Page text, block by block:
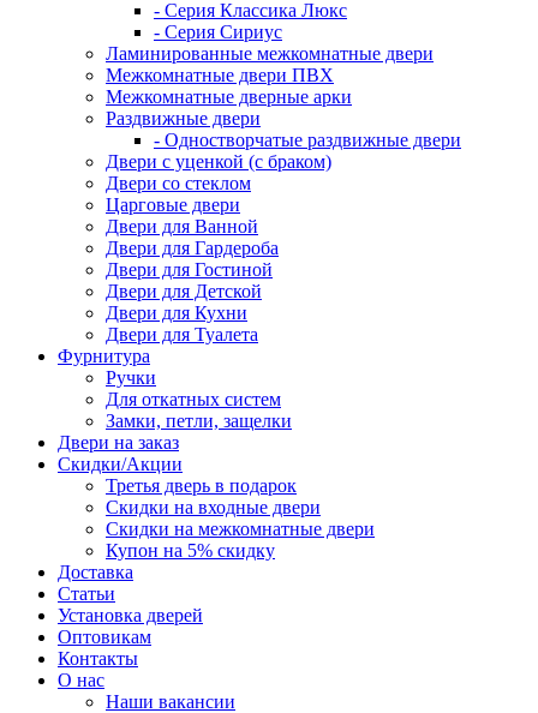
- Серия Классика Люкс
- Серия Сириус
Ламинированные межкомнатные двери
Межкомнатные двери ПВХ
Межкомнатные дверные арки
Раздвижные двери
- Одностворчатые раздвижные двери
Двери с уценкой (с браком)
Двери со стеклом
Царговые двери
Двери для Ванной
Двери для Гардероба
Двери для Гостиной
Двери для Детской
Двери для Кухни
Двери для Туалета
Фурнитура
Ручки
Для откатных систем
Замки, петли, защелки
Двери на заказ
Скидки/Акции
Третья дверь в подарок
Скидки на входные двери
Скидки на межкомнатные двери
Купон на 5% скидку
Доставка
Статьи
Установка дверей
Оптовикам
Контакты
О нас
Наши вакансии